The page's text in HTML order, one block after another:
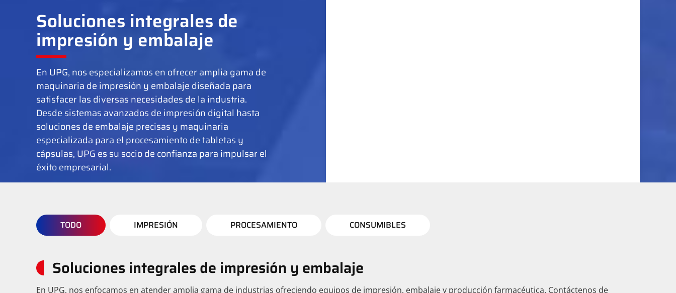
Soluciones integrales de
impresión y embalaje
En UPG, nos especializamos en ofrecer amplia gama de
maquinaria de impresión y embalaje diseñada para
satisfacer las diversas necesidades de la industria.
Desde sistemas avanzados de impresión digital hasta
soluciones de embalaje precisas y maquinaria
especializada para el procesamiento de tabletas y
cápsulas, UPG es su socio de confianza para impulsar el
éxito empresarial.
TODO IMPRESIÓN PROCESAMIENTO CONSUMIBLES
Soluciones integrales de impresión y embalaje
En UPG, nos enfocamos en atender amplia gama de industrias ofreciendo equipos de impresión, embalaje y producción farmacéutica. Contáctenos de